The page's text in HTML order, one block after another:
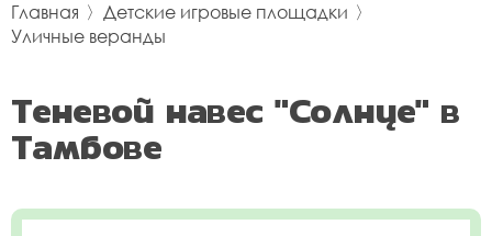
Главная 〉 Детские игровые площадки 〉
Уличные веранды
Теневой навес "Солнце" в
Тамбове